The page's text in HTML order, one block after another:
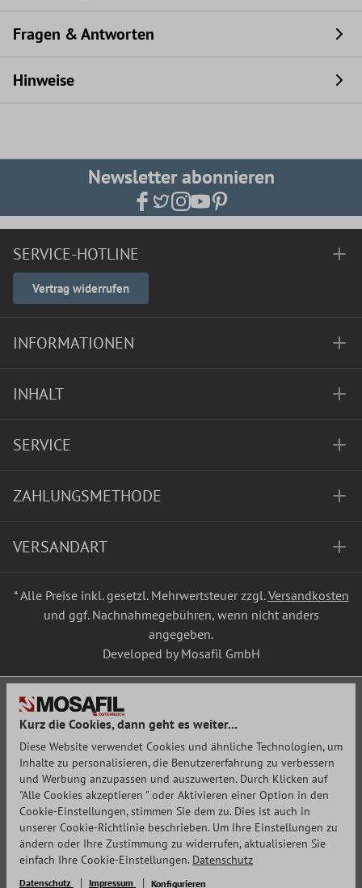
Fragen & Antworten
Hinweise
Newsletter abonnieren
SERVICE-HOTLINE
Vertrag widerrufen
INFORMATIONEN
INHALT
SERVICE
ZAHLUNGSMETHODE
VERSANDART
* Alle Preise inkl. gesetzl. Mehrwertsteuer zzgl.Versandkosten
und ggf. Nachnahmegebühren, wenn nicht anders
angegeben.
Developed by Mosafil GmbH
Kurz die Cookies, dann geht es weiter...
Diese Website verwendet Cookies und ähnliche Technologien, um
Inhalte zu personalisieren, die Benutzererfahrung zu verbessern
und Werbung anzupassen und auszuwerten. Durch Klicken auf
"Alle Cookies akzeptieren " oder Aktivieren einer Option in den
Cookie-Einstellungen, stimmen Sie dem zu. Dies ist auch in
unserer Cookie-Richtlinie beschrieben. Um Ihre Einstellungen zu
ändern oder Ihre Zustimmung zu widerrufen, aktualisieren Sie
einfach Ihre Cookie-Einstellungen. Datenschutz
Datenschutz Impressum Konfigurieren